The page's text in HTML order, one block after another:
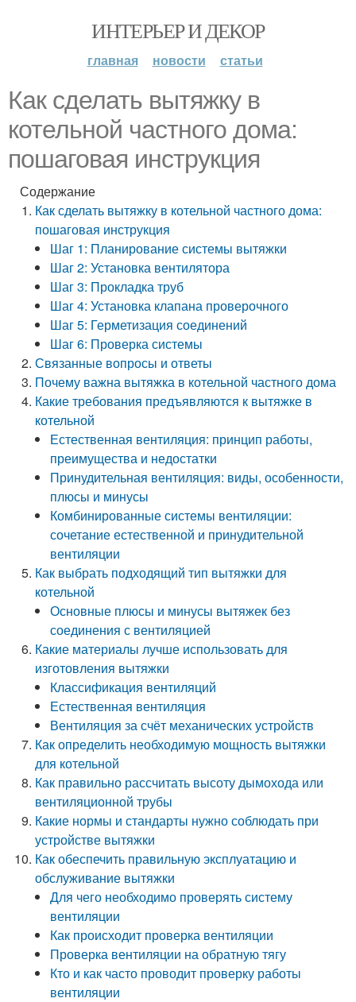
ИНТЕРЬЕР И ДЕКОР
главная новости статьи
Как сделать вытяжку в
котельной частного дома:
пошаговая инструкция
Содержание
Как сделать вытяжку в котельной частного дома:
пошаговая инструкция
Шаг 1: Планирование системы вытяжки
Шаг 2: Установка вентилятора
Шаг 3: Прокладка труб
Шаг 4: Установка клапана проверочного
Шаг 5: Герметизация соединений
Шаг 6: Проверка системы
Связанные вопросы и ответы
Почему важна вытяжка в котельной частного дома
Какие требования предъявляются к вытяжке в
котельной
Естественная вентиляция: принцип работы,
преимущества и недостатки
Принудительная вентиляция: виды, особенности,
плюсы и минусы
Комбинированные системы вентиляции:
сочетание естественной и принудительной
вентиляции
Как выбрать подходящий тип вытяжки для
котельной
Основные плюсы и минусы вытяжек без
соединения с вентиляцией
Какие материалы лучше использовать для
изготовления вытяжки
Классификация вентиляций
Естественная вентиляция
Вентиляция за счёт механических устройств
Как определить необходимую мощность вытяжки
для котельной
Как правильно рассчитать высоту дымохода или
вентиляционной трубы
Какие нормы и стандарты нужно соблюдать при
устройстве вытяжки
Как обеспечить правильную эксплуатацию и
обслуживание вытяжки
Для чего необходимо проверять систему
вентиляции
Как происходит проверка вентиляции
Проверка вентиляции на обратную тягу
Кто и как часто проводит проверку работы
вентиляции